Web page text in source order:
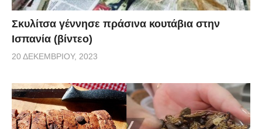
Σκυλίτσα γέννησε πράσινα κουτάβια στην
Ισπανία (βίντεο)
20 ΔΕΚΕΜΒΡΊΟΥ, 2023